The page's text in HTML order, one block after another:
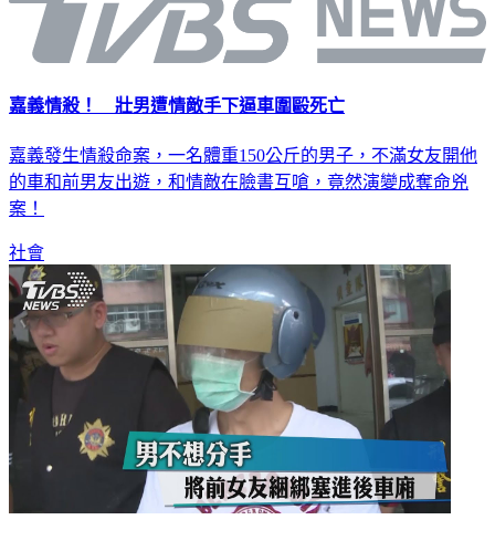
嘉義情殺！ 壯男遭情敵手下逼車圍毆死亡
嘉義發生情殺命案，一名體重150公斤的男子，不滿女友開他
的車和前男友出遊，和情敵在臉書互嗆，竟然演變成奪命兇
案！
社會